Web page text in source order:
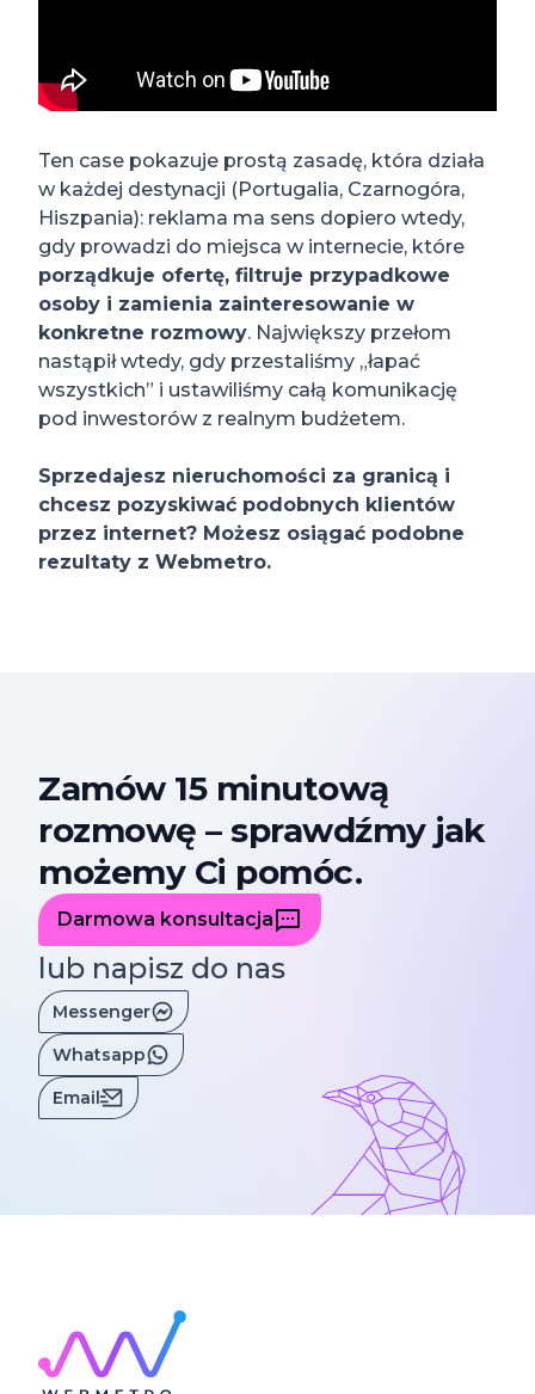
Ten case pokazuje prostą zasadę, która działa
w każdej destynacji (Portugalia, Czarnogóra,
Hiszpania): reklama ma sens dopiero wtedy,
gdy prowadzi do miejsca w internecie, które
porządkuje ofertę, filtruje przypadkowe
osoby i zamienia zainteresowanie w
konkretne rozmowy. Największy przełom
nastąpił wtedy, gdy przestaliśmy „łapać
wszystkich” i ustawiliśmy całą komunikację
pod inwestorów z realnym budżetem.
Sprzedajesz nieruchomości za granicą i
chcesz pozyskiwać podobnych klientów
przez internet? Możesz osiągać podobne
rezultaty z Webmetro.
Zamów 15 minutową
rozmowę – sprawdźmy jak
możemy Ci pomóc.
Darmowa konsultacja
lub napisz do nas
Messenger
Whatsapp
Email